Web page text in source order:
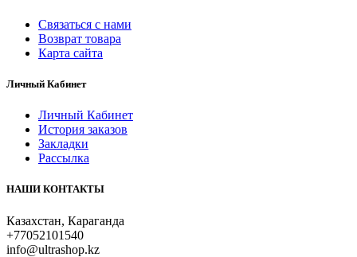
Связаться с нами
Возврат товара
Карта сайта
Личный Кабинет
Личный Кабинет
История заказов
Закладки
Рассылка
НАШИ КОНТАКТЫ
Казахстан, Караганда
+77052101540
info@ultrashop.kz